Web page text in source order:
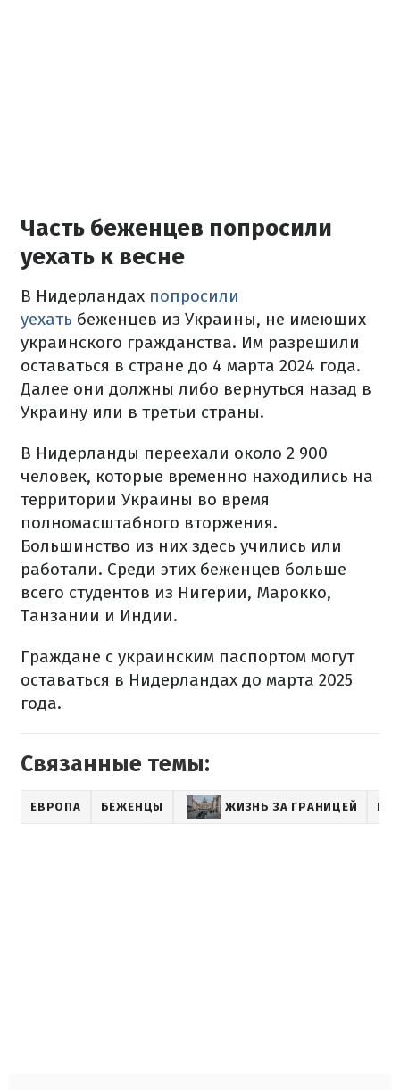
Часть беженцев попросили
уехать к весне
В Нидерландах попросили
уехать беженцев из Украины, не имеющих
украинского гражданства. Им разрешили
оставаться в стране до 4 марта 2024 года.
Далее они должны либо вернуться назад в
Украину или в третьи страны.
В Нидерланды переехали около 2 900
человек, которые временно находились на
территории Украины во время
полномасштабного вторжения.
Большинство из них здесь учились или
работали. Среди этих беженцев больше
всего студентов из Нигерии, Марокко,
Танзании и Индии.
Граждане с украинским паспортом могут
оставаться в Нидерландах до марта 2025
года.
Связанные темы:
ЕВРОПА БЕЖЕНЦЫ ЖИЗНЬ ЗА ГРАНИЦЕЙ